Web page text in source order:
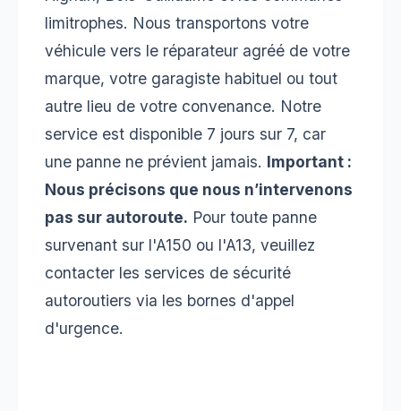
limitrophes. Nous transportons votre
véhicule vers le réparateur agréé de votre
marque, votre garagiste habituel ou tout
autre lieu de votre convenance. Notre
service est disponible 7 jours sur 7, car
une panne ne prévient jamais. Important :
Nous précisons que nous n’intervenons
pas sur autoroute. Pour toute panne
survenant sur l'A150 ou l'A13, veuillez
contacter les services de sécurité
autoroutiers via les bornes d'appel
d'urgence.